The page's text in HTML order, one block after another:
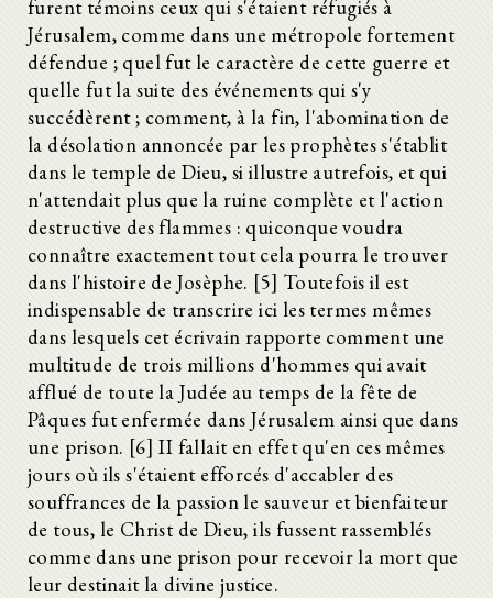
furent témoins ceux qui s'étaient réfugiés à
Jérusalem, comme dans une métropole fortement
défendue ; quel fut le caractère de cette guerre et
quelle fut la suite des événements qui s'y
succédèrent ; comment, à la fin, l'abomination de
la désolation annoncée par les prophètes s'établit
dans le temple de Dieu, si illustre autrefois, et qui
n'attendait plus que la ruine complète et l'action
destructive des flammes : quiconque voudra
connaître exactement tout cela pourra le trouver
dans l'histoire de Josèphe. [5] Toutefois il est
indispensable de transcrire ici les termes mêmes
dans lesquels cet écrivain rapporte comment une
multitude de trois millions d'hommes qui avait
afflué de toute la Judée au temps de la fête de
Pâques fut enfermée dans Jérusalem ainsi que dans
une prison. [6] II fallait en effet qu'en ces mêmes
jours où ils s'étaient efforcés d'accabler des
souffrances de la passion le sauveur et bienfaiteur
de tous, le Christ de Dieu, ils fussent rassemblés
comme dans une prison pour recevoir la mort que
leur destinait la divine justice.